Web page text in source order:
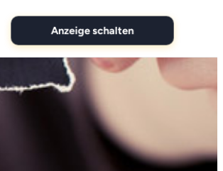
Anzeige schalten